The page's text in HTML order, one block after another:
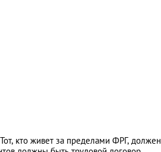
кто живет за пределами ФРГ, должен